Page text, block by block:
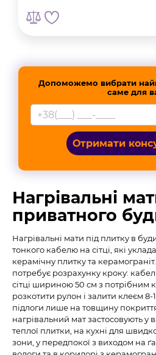
Допоможемо вибрати
саме для
Отримати
Нагрівальні
приватного
Нагрівальні мати під плитку в
тонкого кабелю на сітці, які
керамічну плитку та
потребує розрахунку кроку:
сітці шириною 50 см з потрібним
розкотити рулон і залити клеєм
підлоги лише на товщину
нагрівальний мат застосовують у
теплої плитки, на кухні для
зони, у передпокої з виходом на